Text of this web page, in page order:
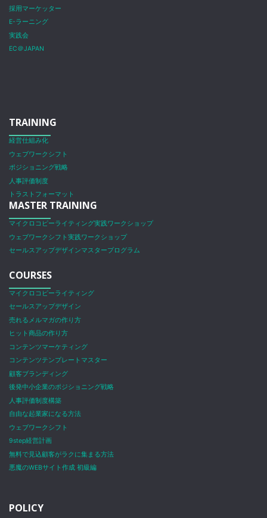
採用マーケッター
E-ラーニング
実践会
EC＠JAPAN
TRAINING
経営仕組み化
ウェブワークシフト
ポジショニング戦略
人事評価制度
トラストフォーマット
MASTER TRAINING
マイクロコピーライティング実践ワークショップ
ウェブワークシフト実践ワークショップ
セールスアップデザインマスタープログラム
COURSES
マイクロコピーライティング
セールスアップデザイン
売れるメルマガの作り方
ヒット商品の作り方
コンテンツマーケティング
コンテンツテンプレートマスター
顧客ブランディング
後発中小企業のポジショニング戦略
人事評価制度構築
自由な起業家になる方法
ウェブワークシフト
9step経営計画
無料で見込顧客がラクに集まる方法
悪魔のWEBサイト作成 初級編
POLICY